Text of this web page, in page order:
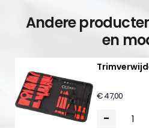
Andere
en
€ 47,00
-